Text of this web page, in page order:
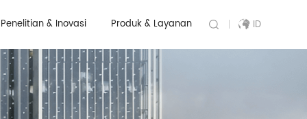
Penelitian & Inovasi Produk & Layanan ID